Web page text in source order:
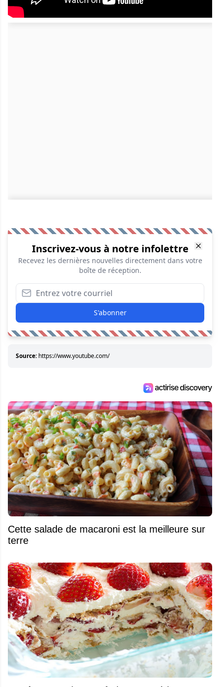
Inscrivez-vous à notre infolettre
Recevez les dernières nouvelles directement dans votre
boîte de réception.
S'abonner
Source: https://www.youtube.com/
Cette salade de macaroni est la meilleure sur
terre